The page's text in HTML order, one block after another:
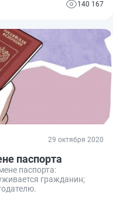
140 167
29 октября 2020
паспорта
паспорта:
гражданин;